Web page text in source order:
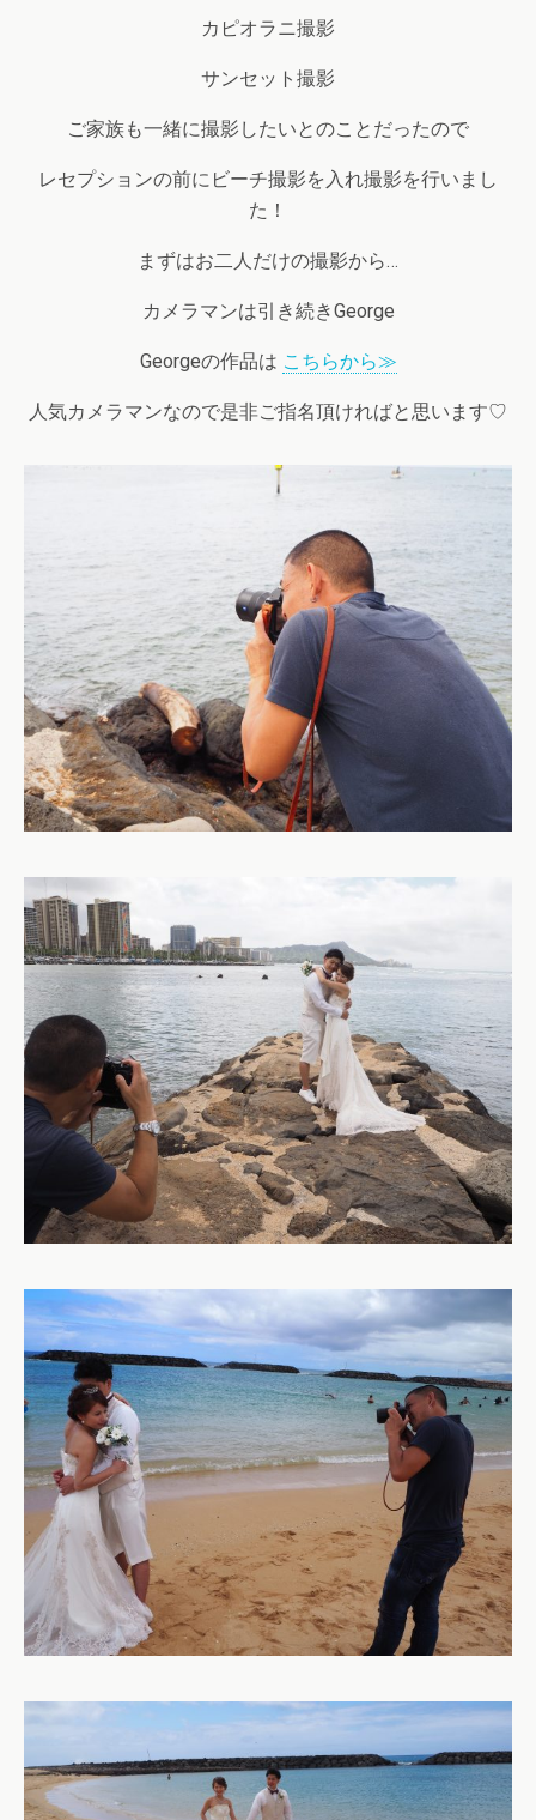
カピオラニ撮影
サンセット撮影
ご家族も一緒に撮影したいとのことだったので
レセプションの前にビーチ撮影を入れ撮影を行いまし
た！
まずはお二人だけの撮影から…
カメラマンは引き続きGeorge
Georgeの作品は こちらから≫
人気カメラマンなので是非ご指名頂ければと思います♡